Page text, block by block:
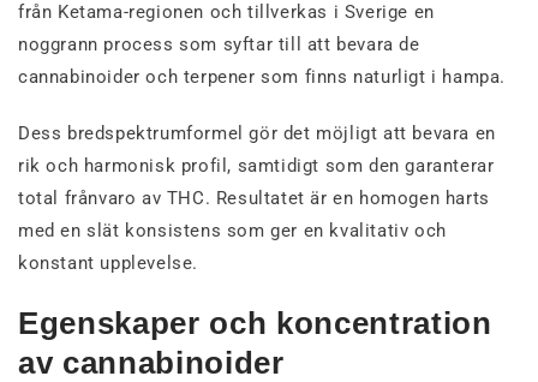
från Ketama-regionen och tillverkas i Sverige en
noggrann process som syftar till att bevara de
cannabinoider och terpener som finns naturligt i hampa.
Dess bredspektrumformel gör det möjligt att bevara en
rik och harmonisk profil, samtidigt som den garanterar
total frånvaro av THC. Resultatet är en homogen harts
med en slät konsistens som ger en kvalitativ och
konstant upplevelse.
Egenskaper och koncentration
av cannabinoider